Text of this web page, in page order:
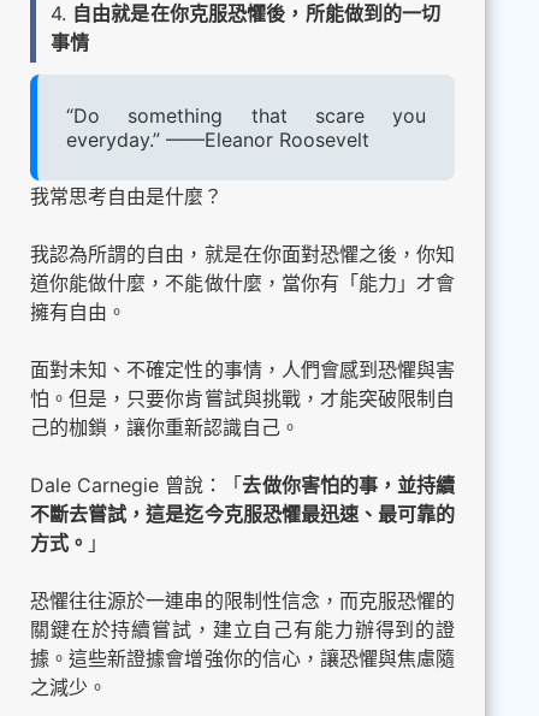
4. 自由就是在你克服恐懼後，所能做到的一切
事情
“Do something that scare you
everyday.” ——Eleanor Roosevelt
我常思考自由是什麼？
我認為所謂的自由，就是在你面對恐懼之後，你知
道你能做什麼，不能做什麼，當你有「能力」才會
擁有自由。
面對未知、不確定性的事情，人們會感到恐懼與害
怕。但是，只要你肯嘗試與挑戰，才能突破限制自
己的枷鎖，讓你重新認識自己。
Dale Carnegie 曾說：「去做你害怕的事，並持續
不斷去嘗試，這是迄今克服恐懼最迅速、最可靠的
方式。 」
恐懼往往源於一連串的限制性信念，而克服恐懼的
關鍵在於持續嘗試，建立自己有能力辦得到的證
據。這些新證據會增強你的信心，讓恐懼與焦慮隨
之減少。